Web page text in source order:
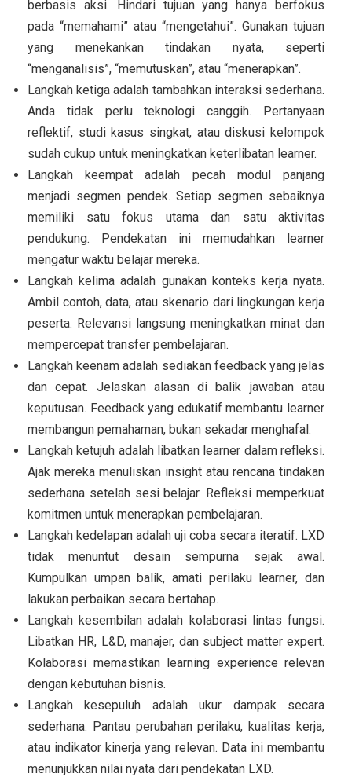
berbasis aksi. Hindari tujuan yang hanya berfokus
pada “memahami” atau “mengetahui”. Gunakan tujuan
yang menekankan tindakan nyata, seperti
“menganalisis”, “memutuskan”, atau “menerapkan”.
Langkah ketiga adalah tambahkan interaksi sederhana.
Anda tidak perlu teknologi canggih. Pertanyaan
reflektif, studi kasus singkat, atau diskusi kelompok
sudah cukup untuk meningkatkan keterlibatan learner.
Langkah keempat adalah pecah modul panjang
menjadi segmen pendek. Setiap segmen sebaiknya
memiliki satu fokus utama dan satu aktivitas
pendukung. Pendekatan ini memudahkan learner
mengatur waktu belajar mereka.
Langkah kelima adalah gunakan konteks kerja nyata.
Ambil contoh, data, atau skenario dari lingkungan kerja
peserta. Relevansi langsung meningkatkan minat dan
mempercepat transfer pembelajaran.
Langkah keenam adalah sediakan feedback yang jelas
dan cepat. Jelaskan alasan di balik jawaban atau
keputusan. Feedback yang edukatif membantu learner
membangun pemahaman, bukan sekadar menghafal.
Langkah ketujuh adalah libatkan learner dalam refleksi.
Ajak mereka menuliskan insight atau rencana tindakan
sederhana setelah sesi belajar. Refleksi memperkuat
komitmen untuk menerapkan pembelajaran.
Langkah kedelapan adalah uji coba secara iteratif. LXD
tidak menuntut desain sempurna sejak awal.
Kumpulkan umpan balik, amati perilaku learner, dan
lakukan perbaikan secara bertahap.
Langkah kesembilan adalah kolaborasi lintas fungsi.
Libatkan HR, L&D, manajer, dan subject matter expert.
Kolaborasi memastikan learning experience relevan
dengan kebutuhan bisnis.
Langkah kesepuluh adalah ukur dampak secara
sederhana. Pantau perubahan perilaku, kualitas kerja,
atau indikator kinerja yang relevan. Data ini membantu
menunjukkan nilai nyata dari pendekatan LXD.